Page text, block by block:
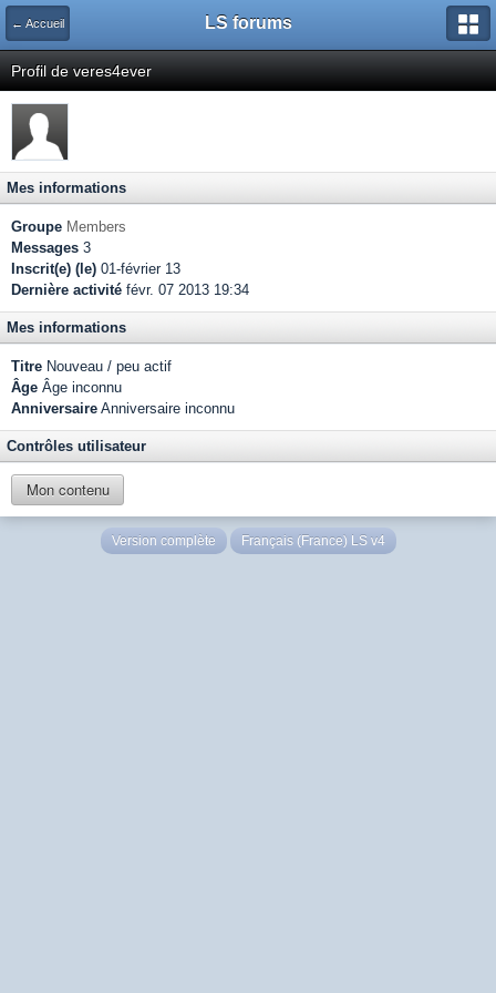
← Accueil LS forums
Profil de veres4ever
Mes informations
Groupe Members
Messages 3
Inscrit(e) (le) 01-février 13
Dernière activité févr. 07 2013 19:34
Mes informations
Titre Nouveau / peu actif
Âge Âge inconnu
Anniversaire Anniversaire inconnu
Contrôles utilisateur
Mon contenu
Version complète Français (France) LS v4